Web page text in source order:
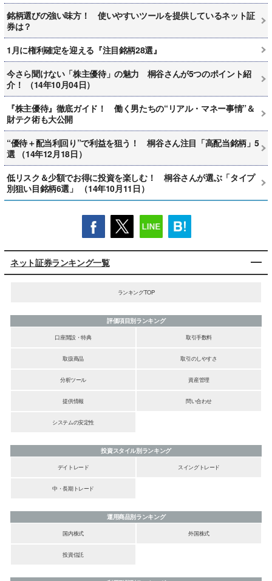
銘柄選びの強い味方！ 使いやすいツールを提供しているネット証
券は？
1月に権利確定を迎える『注目銘柄28選』
今さら聞けない「株主優待」の魅力 桐谷さんが5つのポイント紹
介！ （14年10月04日）
『株主優待』徹底ガイド！ 働く男たちの“リアル・マネー事情”＆
財テク術も大公開
“優待＋配当利回り”で利益を狙う！ 桐谷さん注目「高配当銘柄」5
選 （14年12月18日）
低リスク＆少額でお得に投資を楽しむ！ 桐谷さんが選ぶ「タイプ
別狙い目銘柄6選」 （14年10月11日）
ネット証券ランキング一覧
ランキングTOP
評価項目別ランキング
口座開設・特典
取引手数料
取扱商品 取引のしやすさ
分析ツール 資産管理
提供情報 問い合わせ
システムの安定性
投資スタイル別ランキング
デイトレード
スイングトレード
中・長期トレード
運用商品別ランキング
国内株式
外国株式
投資信託